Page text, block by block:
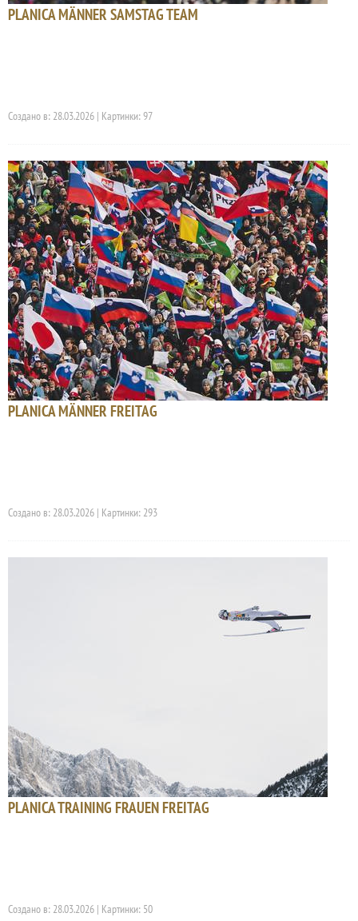
PLANICA MÄNNER SAMSTAG TEAM
Создано в: 28.03.2026 | Картинки: 97
PLANICA MÄNNER FREITAG
Создано в: 28.03.2026 | Картинки: 293
PLANICA TRAINING FRAUEN FREITAG
Создано в: 28.03.2026 | Картинки: 50